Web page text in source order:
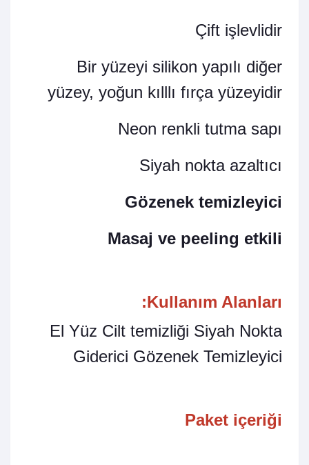
Çift işlevlidir
Bir yüzeyi silikon yapılı diğer
yüzey, yoğun kılllı fırça yüzeyidir
Neon renkli tutma sapı
Siyah nokta azaltıcı
Gözenek temizleyici
Masaj ve peeling etkili
Kullanım Alanları:
El Yüz Cilt temizliği Siyah Nokta
Giderici Gözenek Temizleyici
Paket içeriği